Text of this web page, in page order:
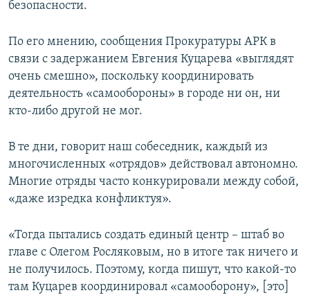
безопасности.
По его мнению, сообщения Прокуратуры АРК в
связи с задержанием Евгения Куцарева «выглядят
очень смешно», поскольку координировать
деятельность «самообороны» в городе ни он, ни
кто-либо другой не мог.
В те дни, говорит наш собеседник, каждый из
многочисленных «отрядов» действовал автономно.
Многие отряды часто конкурировали между собой,
«даже изредка конфликтуя».
«Тогда пытались создать единый центр – штаб во
главе с Олегом Росляковым, но в итоге так ничего и
не получилось. Поэтому, когда пишут, что какой-то
там Куцарев координировал «самооборону», [это]